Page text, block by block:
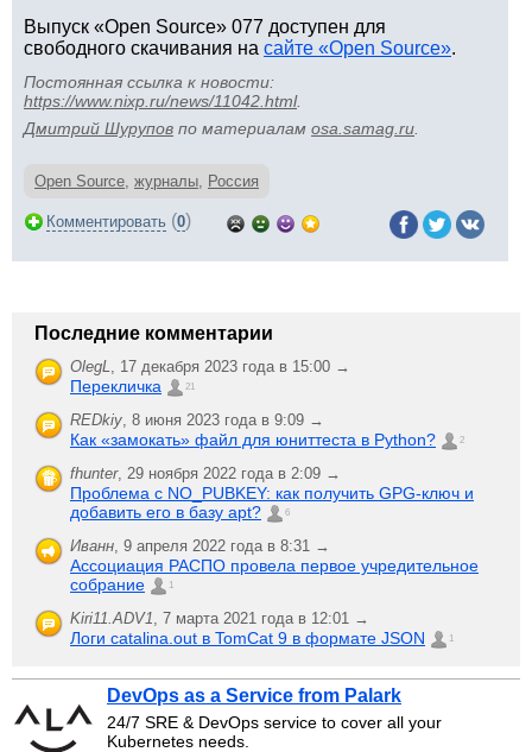
Выпуск «Open Source» 077 доступен для
свободного скачивания на сайте «Open Source».
Постоянная ссылка к новости:
https://www.nixp.ru/news/11042.html.
Дмитрий Шурупов по материалам osa.samag.ru
Open Source, журналы, Россия
Комментировать (0)
Последние комментарии
OlegL, 17 декабря 2023 года в 15:00 →
Перекличка 21
REDkiy, 8 июня 2023 года в 9:09 →
Как «замокать» файл для юниттеста в Python? 2
fhunter, 29 ноября 2022 года в 2:09 →
Проблема с NO_PUBKEY: как получить GPG-ключ и
добавить его в базу apt?
6
Иванн, 9 апреля 2022 года в 8:31 →
Ассоциация РАСПО провела первое учредительное
собрание
1
Kiri11.ADV1, 7 марта 2021 года в 12:01 →
Логи catalina.out в TomCat 9 в формате JSON 1
DevOps as a Service from Palark
24/7 SRE & DevOps service to cover all your
Kubernetes needs.